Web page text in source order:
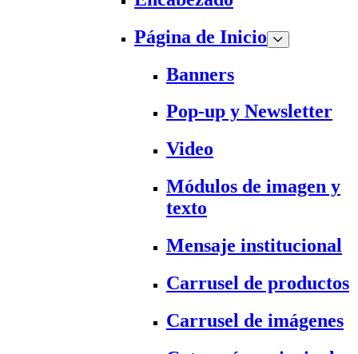
Página de Inicio
Banners
Pop-up y Newsletter
Video
Módulos de imagen y
texto
Mensaje institucional
Carrusel de productos
Carrusel de imágenes